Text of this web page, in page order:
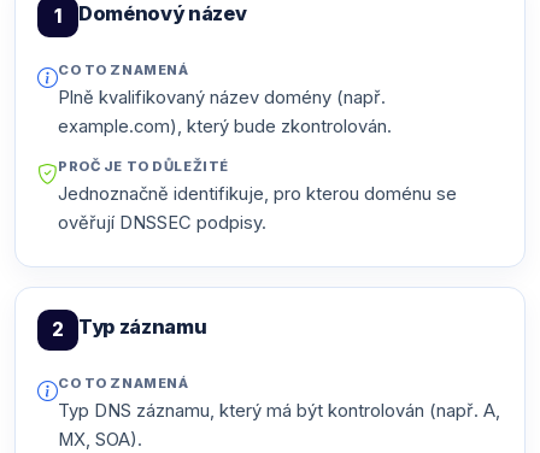
1 Doménový název
CO TO ZNAMENÁ
Plně kvalifikovaný název domény (např.
example.com), který bude zkontrolován.
PROČ JE TO DŮLEŽITÉ
Jednoznačně identifikuje, pro kterou doménu se
ověřují DNSSEC podpisy.
2 Typ záznamu
CO TO ZNAMENÁ
Typ DNS záznamu, který má být kontrolován (např. A,
MX, SOA).